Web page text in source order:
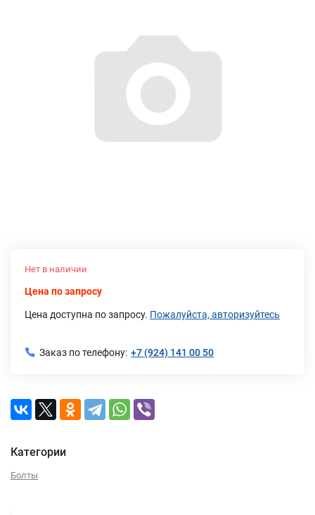
Нет в наличии
Цена по запросу
Цена доступна по запросу. Пожалуйста, авторизуйтесь
Заказ по телефону: +7 (924) 141 00 50
Категории
Болты